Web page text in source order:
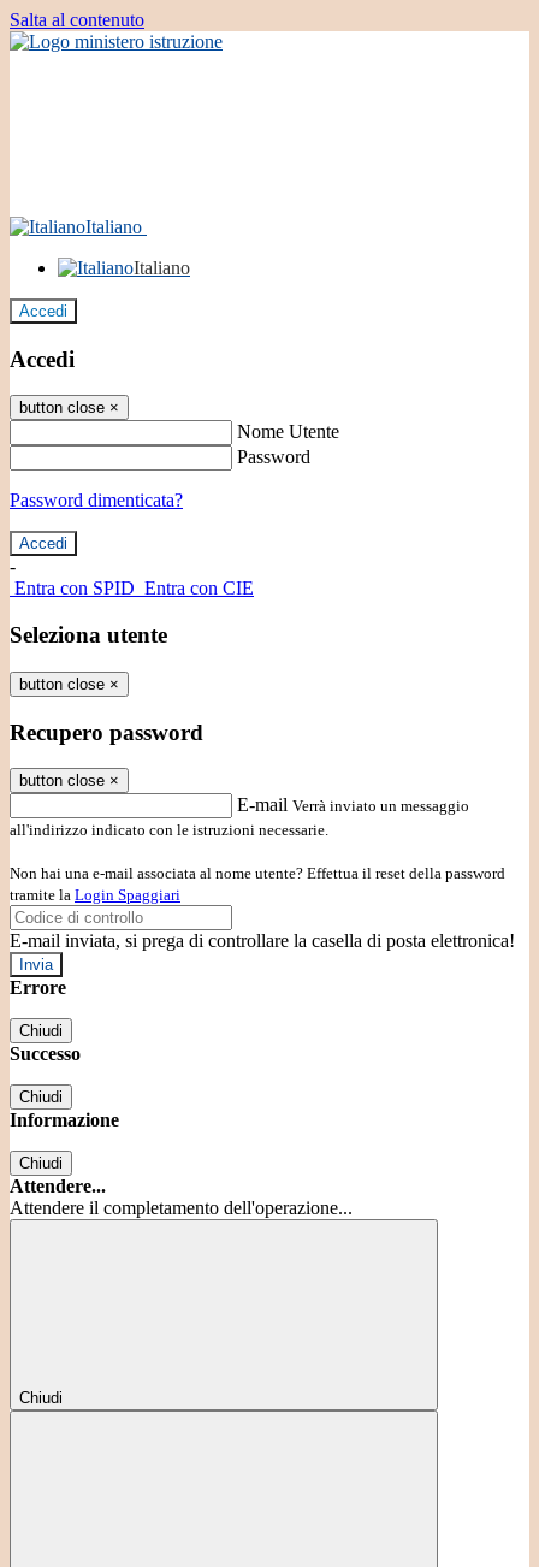
Salta al contenuto
Italiano
Italiano
Accedi
Accedi
button close ×
Nome Utente
Password
Password dimenticata?
-
Entra con SPID Entra con CIE
Seleziona utente
button close ×
Recupero password
button close ×
E-mail Verrà inviato un messaggio
all'indirizzo indicato con le istruzioni necessarie.
Non hai una e-mail associata al nome utente? Effettua il reset della password
tramite la Login Spaggiari
E-mail inviata, si prega di controllare la casella di posta elettronica!
Errore
Chiudi
Successo
Chiudi
Informazione
Chiudi
Attendere...
Attendere il completamento dell'operazione...
Chiudi